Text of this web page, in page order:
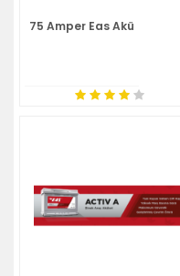
75 Amper Eas Akü